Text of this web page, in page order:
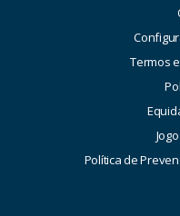
Termos
Política de